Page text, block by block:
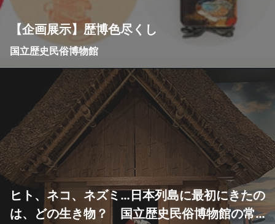
【企画展示】歴博色尽くし
国立歴史民俗博物館
ヒト、ネコ、ネズミ…日本列島に最初にきたの
は、どの生き物？ 国立歴史民俗博物館の常